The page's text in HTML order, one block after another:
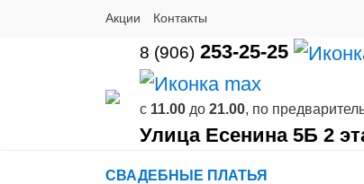
Акции Контакты
8 (906) 253-25-25
с 11.00 до 21.00, по
Улица Есенина 5Б 2
СВАДЕБНЫЕ ПЛАТЬЯ